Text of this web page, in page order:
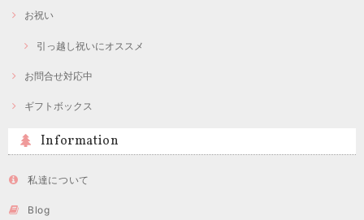
お祝い
引っ越し祝いにオススメ
お問合せ対応中
ギフトボックス
Information
私達について
Blog